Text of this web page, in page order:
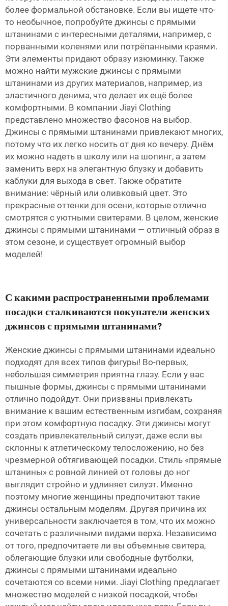
более формальной обстановке. Если вы ищете что-
то необычное, попробуйте джинсы с прямыми
штанинами с интересными деталями, например, с
порванными коленями или потрёпанными краями.
Эти элементы придают образу изюминку. Также
можно найти мужские джинсы с прямыми
штанинами из других материалов, например, из
эластичного денима, что делает их ещё более
комфортными. В компании Jiayi Clothing
представлено множество фасонов на выбор.
Джинсы с прямыми штанинами привлекают многих,
потому что их легко носить от дня ко вечеру. Днём
их можно надеть в школу или на шопинг, а затем
заменить верх на элегантную блузку и добавить
каблуки для выхода в свет. Также обратите
внимание: чёрный или оливковый цвет. Это
прекрасные оттенки для осени, которые отлично
смотрятся с уютными свитерами. В целом, женские
джинсы с прямыми штанинами — отличный образ в
этом сезоне, и существует огромный выбор
моделей!
С какими распространенными проблемами
посадки сталкиваются покупатели женских
джинсов с прямыми штанинами?
Женские джинсы с прямыми штанинами идеально
подходят для всех типов фигуры! Во-первых,
небольшая симметрия приятна глазу. Если у вас
пышные формы, джинсы с прямыми штанинами
отлично подойдут. Они призваны привлекать
внимание к вашим естественным изгибам, сохраняя
при этом комфортную посадку. Эти джинсы могут
создать привлекательный силуэт, даже если вы
склонны к атлетическому телосложению, но без
чрезмерной обтягивающей посадки. Стиль «прямые
штанины» с ровной линией от головы до ног
выглядит стройно и удлиняет силуэт. Именно
поэтому многие женщины предпочитают такие
джинсы остальным моделям. Другая причина их
универсальности заключается в том, что их можно
сочетать с различными видами верха. Независимо
от того, предпочитаете ли вы объемные свитера,
облегающие блузки или свободные футболки,
джинсы с прямыми штанинами идеально
сочетаются со всеми ними. Jiayi Clothing предлагает
множество моделей с низкой посадкой, чтобы